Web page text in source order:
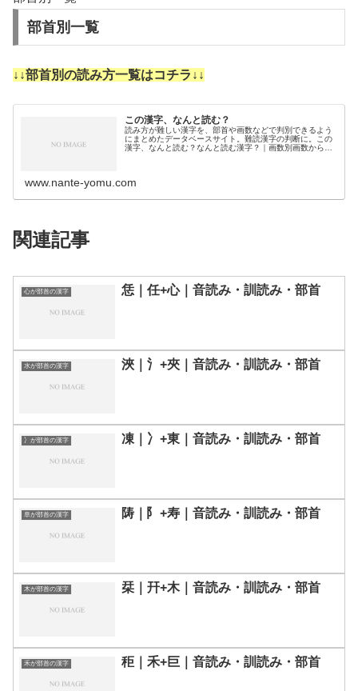
部首別一覧
↓↓部首別の読み方一覧はコチラ↓↓
この漢字、なんと読む？
読み方が難しい漢字を、部首や画数などで判別できるよう
にまとめたデータベースサイト。難読漢字の判断に。この
漢字、なんと読む？なんと読む漢字？｜画数別画数から漢
www.nante-yomu.com
関連記事
心が部首の漢字 恁｜任+心｜音読み・訓読み・部首
水が部首の漢字 浹｜氵+夾｜音読み・訓読み・部首
冫が部首の漢字 凍｜冫+東｜音読み・訓読み・部首
阜が部首の漢字 陦｜⻖+寿｜音読み・訓読み・部首
木が部首の漢字 栞｜幵+木｜音読み・訓読み・部首
禾が部首の漢字 秬｜禾+巨｜音読み・訓読み・部首